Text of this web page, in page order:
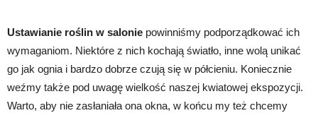
Ustawianie roślin w salonie powinniśmy podporządkować ich
wymaganiom. Niektóre z nich kochają światło, inne wolą unikać
go jak ognia i bardzo dobrze czują się w półcieniu. Koniecznie
weźmy także pod uwagę wielkość naszej kwiatowej ekspozycji.
Warto, aby nie zasłaniała ona okna, w końcu my też chcemy